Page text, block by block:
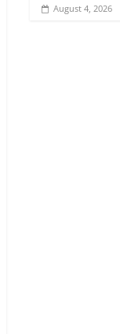
August 4, 2026